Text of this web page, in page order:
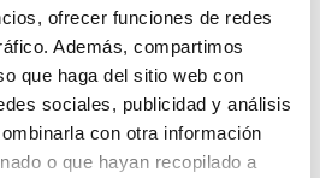
ofrecer funciones de redes
Además, compartimos
que haga del sitio web con
sociales, publicidad y análisis
con otra información
o que hayan recopilado a